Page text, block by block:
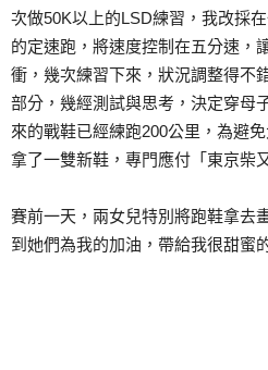
次做50K以上的LSD練習，我改採
的定速跑，將速度控制在五分速，
衝，幾次練習下來，狀況調整得不
部分，幾經測試與思考，決定穿母
來的戰鞋已經練跑200公里，為避
拿了一雙新鞋，專門應付「東京柴
賽前一天，兩女兒特別將跑鞋拿去
到她們為我的加油，帶給我很甜蜜